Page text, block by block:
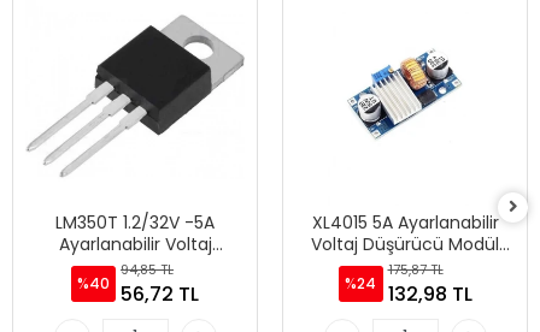
LM350T 1.2/32V -5A
Ayarlanabilir Voltaj
Regülatör
%40
94,85 TL
56,72 TL
XL4015 5A Ayarlanabilir
Voltaj Düşürücü Modül
XL4015
%24
175,87 TL
132,98 TL